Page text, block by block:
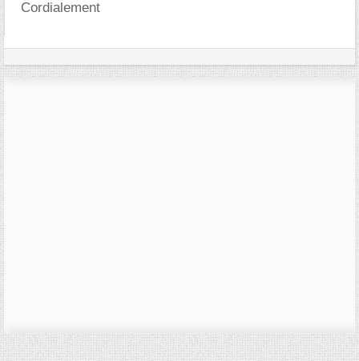
Cordialement